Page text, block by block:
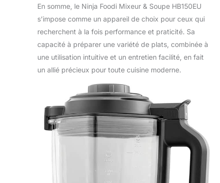
En somme, le Ninja Foodi Mixeur & Soupe HB150EU
s’impose comme un appareil de choix pour ceux qui
recherchent à la fois performance et praticité. Sa
capacité à préparer une variété de plats, combinée à
une utilisation intuitive et un entretien facilité, en fait
un allié précieux pour toute cuisine moderne.